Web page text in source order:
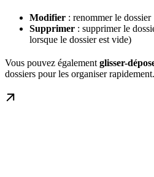
Modifier : renommer le dossier
Supprimer : supprimer le
lorsque le dossier est vide)
Vous pouvez également glisser-
dossiers pour les organiser rapidement.